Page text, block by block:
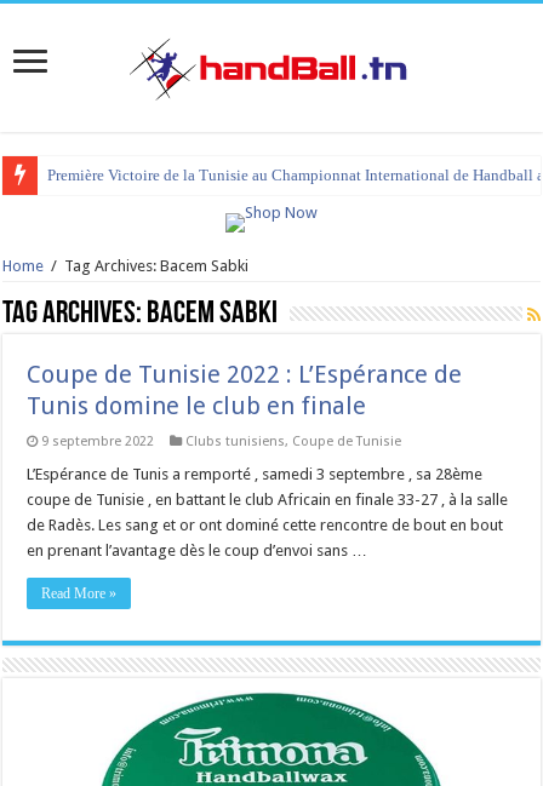
Première Victoire de la Tunisie au Championnat International de Handball
Home / Tag Archives: Bacem Sabki
Tag Archives: Bacem Sabki
Coupe de Tunisie 2022 : L’Espérance de
Tunis domine le club en finale
9 septembre 2022 Clubs tunisiens, Coupe de Tunisie
L’Espérance de Tunis a remporté , samedi 3 septembre , sa 28ème
coupe de Tunisie , en battant le club Africain en finale 33-27 , à la salle
de Radès. Les sang et or ont dominé cette rencontre de bout en bout
en prenant l’avantage dès le coup d’envoi sans …
Read More »